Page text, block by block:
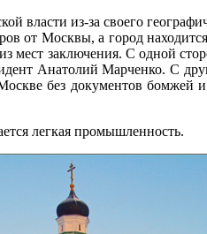
власти из-за своего
от Москвы, а город
мест заключения. С одной
Анатолий Марченко. С
без документов бомжей
легкая промышленность.